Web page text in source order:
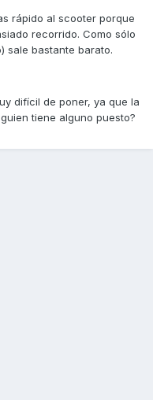
rápido al scooter porque
recorrido. Como sólo
sale bastante barato.
difícil de poner, ya que la
tiene alguno puesto?